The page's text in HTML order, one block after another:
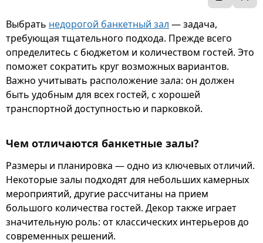
Выбрать недорогой банкетный зал — задача,
требующая тщательного подхода. Прежде всего
определитесь с бюджетом и количеством гостей. Это
поможет сократить круг возможных вариантов.
Важно учитывать расположение зала: он должен
быть удобным для всех гостей, с хорошей
транспортной доступностью и парковкой.
Чем отличаются банкетные залы?
Размеры и планировка — одно из ключевых отличий.
Некоторые залы подходят для небольших камерных
мероприятий, другие рассчитаны на прием
большого количества гостей. Декор также играет
значительную роль: от классических интерьеров до
современных решений.